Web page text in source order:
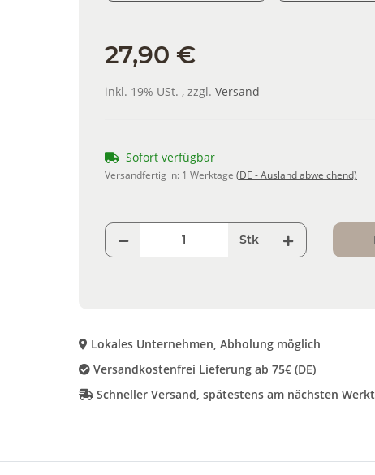
27,90 €
inkl. 19% USt. , zzgl. Versand
Sofort verfügbar
Versandfertig in: 1 Werktage (DE - Ausland abweichend)
Stk
Lokales Unternehmen, Abholung möglich
Versandkostenfrei Lieferung ab 75€ (DE)
Schneller Versand, spätestens am nächsten